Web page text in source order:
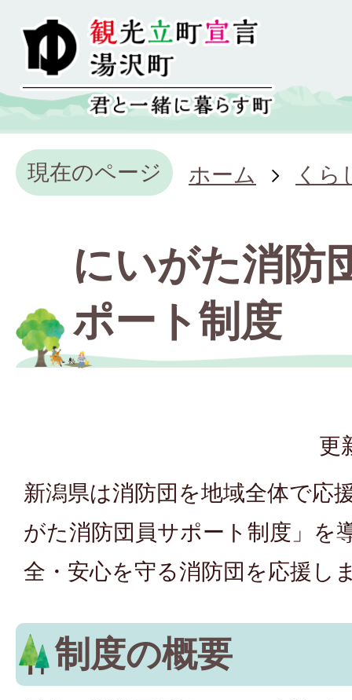
現在のページ ホーム くら
にいがた消防
ポート制度
更
新潟県は消防団を地域全体で応
がた消防団員サポート制度」を
全・安心を守る消防団を応援し
制度の概要